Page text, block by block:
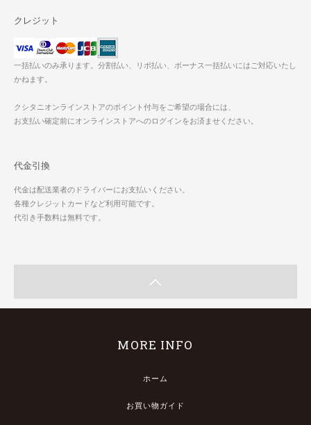
クレジット
一括払いのみ承ります。分割払い、リボ払い、ボーナス一括払いにはご対応いたし
かねます。
クシタニオンラインストアのポイント付与をご希望の場合には、
お支払い確定前にオンラインストアへのログインをお済ませください。
代金引換
代金は配送業者のドライバーにお支払いください。
各種クレジットカードなど利用可能です。
代引き手数料は無料です。
MORE INFO
ホーム
お買い物ガイド